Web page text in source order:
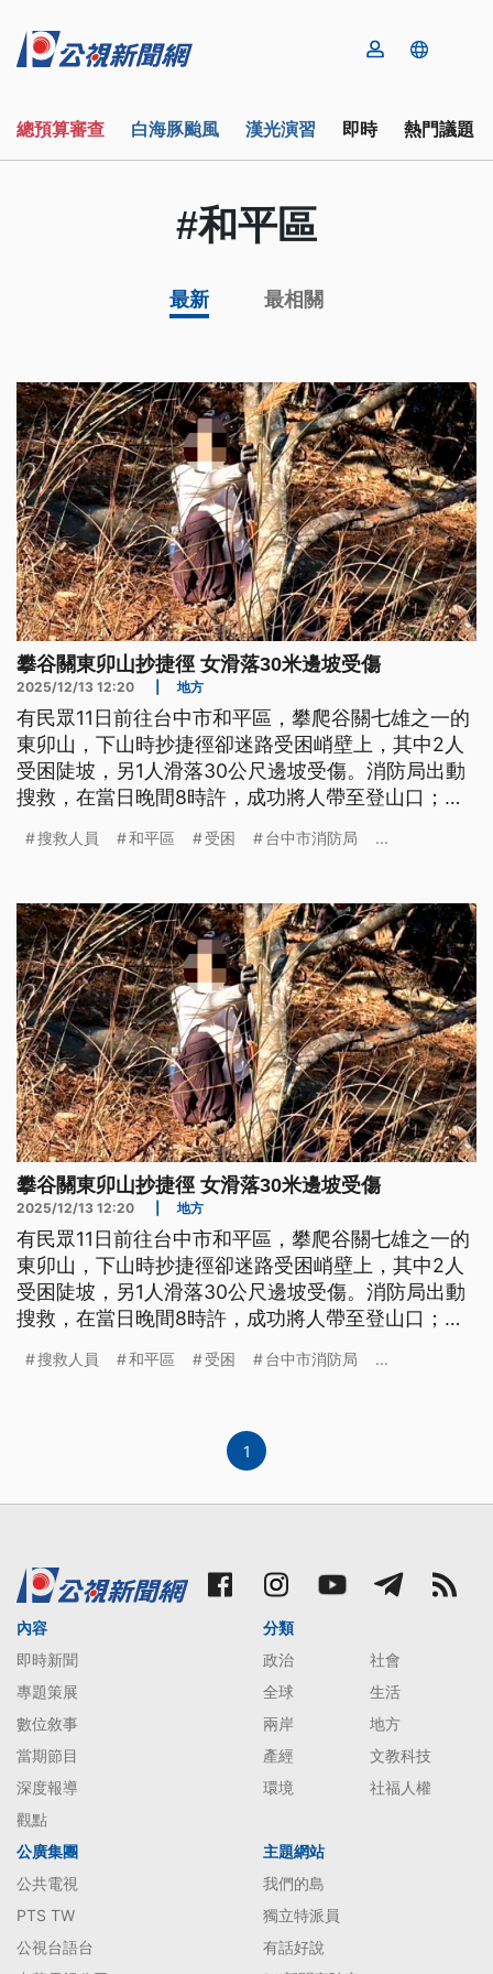
總預算審查 白海豚颱風 漢光演習 即時 熱門議題
#和平區
最新 最相關
攀谷關東卯山抄捷徑 女滑落30米邊坡受傷
2025/12/13 12:20 地方
有民眾11日前往台中市和平區，攀爬谷關七雄之一的
東卯山，下山時抄捷徑卻迷路受困峭壁上，其中2人
受困陡坡，另1人滑落30公尺邊坡受傷。消防局出動
搜救，在當日晚間8時許，成功將人帶至登山口；另
慎摔倒，右腳踝疑似骨折，今（13）日上午由空勤總
搜救人員 和平區 受困 台中市消防局 ...
攀谷關東卯山抄捷徑 女滑落30米邊坡受傷
2025/12/13 12:20 地方
有民眾11日前往台中市和平區，攀爬谷關七雄之一的
東卯山，下山時抄捷徑卻迷路受困峭壁上，其中2人
受困陡坡，另1人滑落30公尺邊坡受傷。消防局出動
搜救，在當日晚間8時許，成功將人帶至登山口；另
慎摔倒，右腳踝疑似骨折，今（13）日上午由空勤總
搜救人員 和平區 受困 台中市消防局 ...
1
內容
即時新聞
專題策展
數位敘事
當期節目
深度報導
觀點
分類
政治
社會
全球
生活
兩岸
地方
產經
文教科技
環境
社福人權
公廣集團
公共電視
PTS TW
公視台語台
主題網站
我們的島
獨立特派員
有話好說